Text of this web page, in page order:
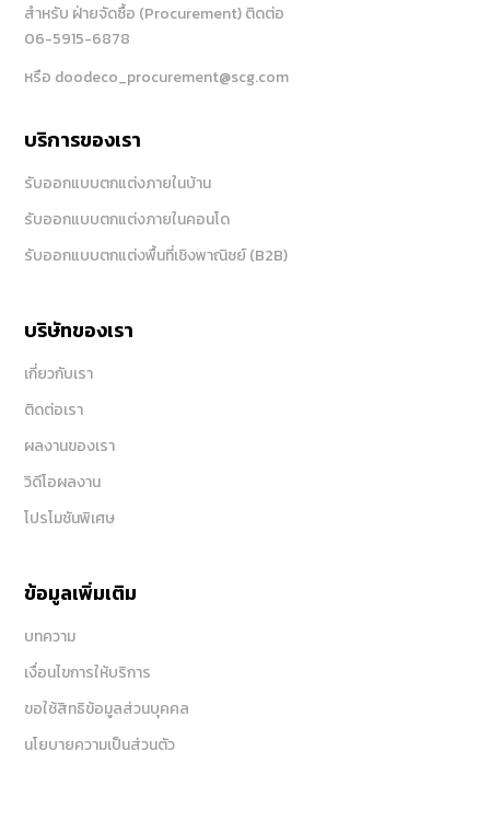
สำหรับ ฝ่ายจัดซื้อ (Procurement) ติดต่อ
06-5915-6878
หรือ doodeco_procurement@scg.com
บริการของเรา
รับออกแบบตกแต่งภายในบ้าน
รับออกแบบตกแต่งภายในคอนโด
รับออกแบบตกแต่งพื้นที่เชิงพาณิชย์ (B2B)
บริษัทของเรา
เกี่ยวกับเรา
ติดต่อเรา
ผลงานของเรา
วิดีโอผลงาน
โปรโมชันพิเศษ
ข้อมูลเพิ่มเติม
บทความ
เงื่อนไขการให้บริการ
ขอใช้สิทธิข้อมูลส่วนบุคคล
นโยบายความเป็นส่วนตัว